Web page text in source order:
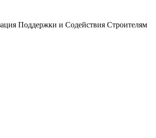
Поддержки и Содействия Строителям